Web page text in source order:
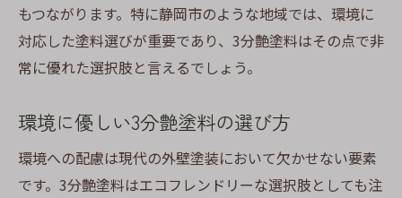
静岡市の気候に適した塗料選び
地元業者に依頼する際のポイント
外壁塗装のスケジュール管理法
保証内容で選ぶ外壁塗装業者
施工後のメンテナンスプランニング
もつながります。特に静岡市のような地域では、環境に
対応した塗料選びが重要であり、3分艶塗料はその点で非
常に優れた選択肢と言えるでしょう。
環境に優しい3分艶塗料の選び方
環境への配慮は現代の外壁塗装において欠かせない要素
です。3分艶塗料はエコフレンドリーな選択肢としても注